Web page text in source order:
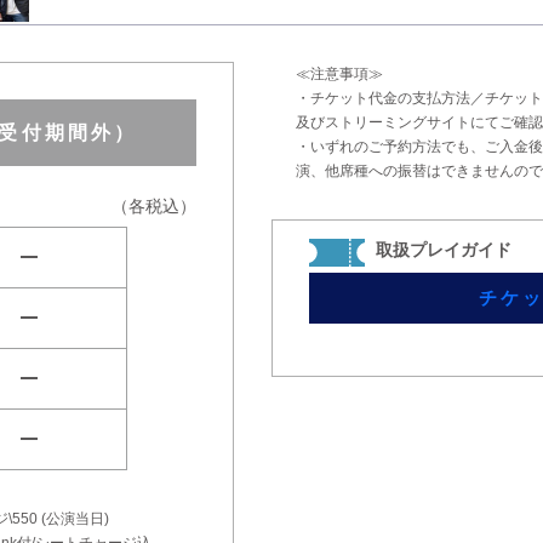
付期間外）
（各税込）
remove
remove
remove
remove
\550 (公演当日)
≪注意事項≫
・チケット代金の支払方法／チケッ
及びストリーミングサイトにてご確
・いずれのご予約方法でも、ご入金
演、他席種への振替はできませんの
取扱プレイガイド
チケ